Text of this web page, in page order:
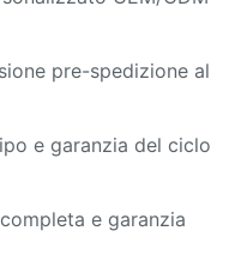
pre-spedizione al
e garanzia del ciclo
e garanzia